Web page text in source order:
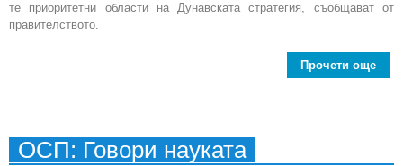
те приоритетни области на Дунавската стратегия, съобщават от
правителството.
Прочети още
ОСП: Говори науката